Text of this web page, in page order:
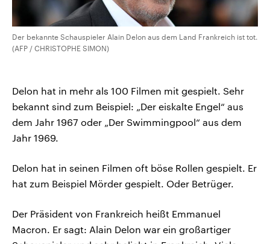
Der bekannte Schauspieler Alain Delon aus dem Land Frankreich ist tot.
(AFP / CHRISTOPHE SIMON)
Delon hat in mehr als 100 Filmen mit gespielt. Sehr
bekannt sind zum Beispiel: „Der eiskalte Engel“ aus
dem Jahr 1967 oder „Der Swimmingpool“ aus dem
Jahr 1969.
Delon hat in seinen Filmen oft böse Rollen gespielt. Er
hat zum Beispiel Mörder gespielt. Oder Betrüger.
Der Präsident von Frankreich heißt Emmanuel
Macron. Er sagt: Alain Delon war ein großartiger